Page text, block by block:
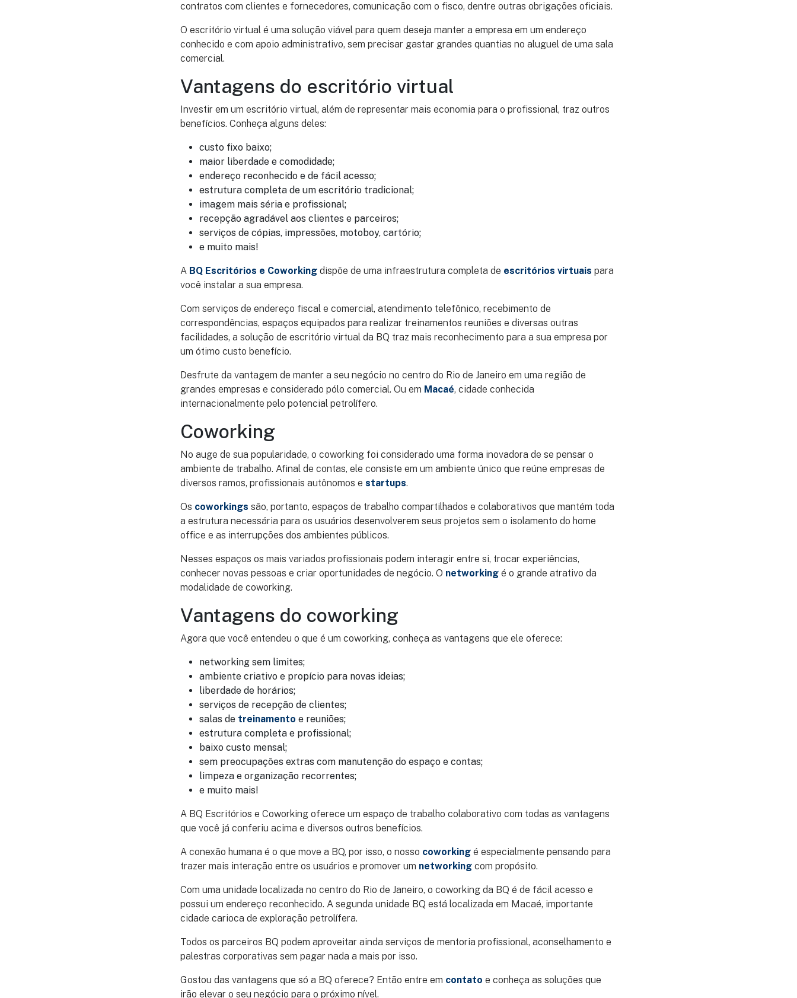
contratos com clientes e fornecedores, comunicação com o fisco, dentre outras obrigações oficiais.
O escritório virtual é uma solução viável para quem deseja manter a empresa em um endereço
conhecido e com apoio administrativo, sem precisar gastar grandes quantias no aluguel de uma sala
comercial.
Vantagens do escritório virtual
Investir em um escritório virtual, além de representar mais economia para o profissional, traz outros
benefícios. Conheça alguns deles:
custo fixo baixo;
maior liberdade e comodidade;
endereço reconhecido e de fácil acesso;
estrutura completa de um escritório tradicional;
imagem mais séria e profissional;
recepção agradável aos clientes e parceiros;
serviços de cópias, impressões, motoboy, cartório;
e muito mais!
A BQ Escritórios e Coworking dispõe de uma infraestrutura completa de escritórios virtuais para
você instalar a sua empresa.
Com serviços de endereço fiscal e comercial, atendimento telefônico, recebimento de
correspondências, espaços equipados para realizar treinamentos reuniões e diversas outras
facilidades, a solução de escritório virtual da BQ traz mais reconhecimento para a sua empresa por
um ótimo custo benefício.
Desfrute da vantagem de manter a seu negócio no centro do Rio de Janeiro em uma região de
grandes empresas e considerado pólo comercial. Ou em Macaé, cidade conhecida
internacionalmente pelo potencial petrolífero.
Coworking
No auge de sua popularidade, o coworking foi considerado uma forma inovadora de se pensar o
ambiente de trabalho. Afinal de contas, ele consiste em um ambiente único que reúne empresas de
diversos ramos, profissionais autônomos e startups.
Os coworkings são, portanto, espaços de trabalho compartilhados e colaborativos que mantém toda
a estrutura necessária para os usuários desenvolverem seus projetos sem o isolamento do home
office e as interrupções dos ambientes públicos.
Nesses espaços os mais variados profissionais podem interagir entre si, trocar experiências,
conhecer novas pessoas e criar oportunidades de negócio. O networking é o grande atrativo da
modalidade de coworking.
Vantagens do coworking
Agora que você entendeu o que é um coworking, conheça as vantagens que ele oferece:
networking sem limites;
ambiente criativo e propício para novas ideias;
liberdade de horários;
serviços de recepção de clientes;
salas de treinamento e reuniões;
estrutura completa e profissional;
baixo custo mensal;
sem preocupações extras com manutenção do espaço e contas;
limpeza e organização recorrentes;
e muito mais!
A BQ Escritórios e Coworking oferece um espaço de trabalho colaborativo com todas as vantagens
que você já conferiu acima e diversos outros benefícios.
A conexão humana é o que move a BQ, por isso, o nosso coworking é especialmente pensando para
trazer mais interação entre os usuários e promover um networking com propósito.
Com uma unidade localizada no centro do Rio de Janeiro, o coworking da BQ é de fácil acesso e
possui um endereço reconhecido. A segunda unidade BQ está localizada em Macaé, importante
cidade carioca de exploração petrolífera.
Todos os parceiros BQ podem aproveitar ainda serviços de mentoria profissional, aconselhamento e
palestras corporativas sem pagar nada a mais por isso.
Gostou das vantagens que só a BQ oferece? Então entre em contato e conheça as soluções que
irão elevar o seu negócio para o próximo nível.